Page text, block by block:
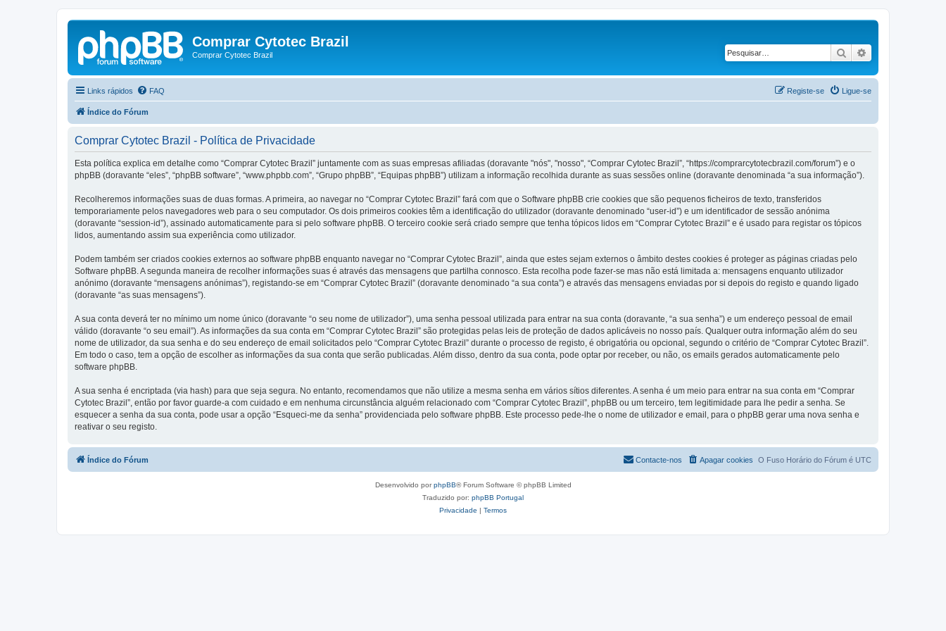
Comprar Cytotec Brazil
Comprar Cytotec Brazil Pesquisar
Links rápidos FAQ Ligue-se
Registe-se
Índice do Fórum
Comprar Cytotec Brazil - Política de Privacidade
Esta política explica em detalhe como “Comprar Cytotec Brazil” juntamente com as suas empresas afiliadas (doravante "nós", "nosso", “Comprar Cytotec Brazil”, “https://comprarcytotecbrazil.com/forum”) e o
phpBB (doravante “eles”, “phpBB software”, “www.phpbb.com”, “Grupo phpBB”, “Equipas phpBB”) utilizam a informação recolhida durante as suas sessões online (doravante denominada “a sua informação”).
Recolheremos informações suas de duas formas. A primeira, ao navegar no “Comprar Cytotec Brazil” fará com que o Software phpBB crie cookies que são pequenos ficheiros de texto, transferidos
temporariamente pelos navegadores web para o seu computador. Os dois primeiros cookies têm a identificação do utilizador (doravante denominado “user-id”) e um identificador de sessão anónima
(doravante “session-id”), assinado automaticamente para si pelo software phpBB. O terceiro cookie será criado sempre que tenha tópicos lidos em “Comprar Cytotec Brazil” e é usado para registar os tópicos
lidos, aumentando assim sua experiência como utilizador.
Podem também ser criados cookies externos ao software phpBB enquanto navegar no “Comprar Cytotec Brazil”, ainda que estes sejam externos o âmbito destes cookies é proteger as páginas criadas pelo
Software phpBB. A segunda maneira de recolher informações suas é através das mensagens que partilha connosco. Esta recolha pode fazer-se mas não está limitada a: mensagens enquanto utilizador
anónimo (doravante “mensagens anónimas”), registando-se em “Comprar Cytotec Brazil” (doravante denominado “a sua conta”) e através das mensagens enviadas por si depois do registo e quando ligado
(doravante “as suas mensagens”).
A sua conta deverá ter no mínimo um nome único (doravante “o seu nome de utilizador”), uma senha pessoal utilizada para entrar na sua conta (doravante, “a sua senha”) e um endereço pessoal de email
válido (doravante “o seu email”). As informações da sua conta em “Comprar Cytotec Brazil” são protegidas pelas leis de proteção de dados aplicáveis no nosso país. Qualquer outra informação além do seu
nome de utilizador, da sua senha e do seu endereço de email solicitados pelo “Comprar Cytotec Brazil” durante o processo de registo, é obrigatória ou opcional, segundo o critério de “Comprar Cytotec Brazil”.
Em todo o caso, tem a opção de escolher as informações da sua conta que serão publicadas. Além disso, dentro da sua conta, pode optar por receber, ou não, os emails gerados automaticamente pelo
software phpBB.
A sua senha é encriptada (via hash) para que seja segura. No entanto, recomendamos que não utilize a mesma senha em vários sítios diferentes. A senha é um meio para entrar na sua conta em “Comprar
Cytotec Brazil”, então por favor guarde-a com cuidado e em nenhuma circunstância alguém relacionado com “Comprar Cytotec Brazil”, phpBB ou um terceiro, tem legitimidade para lhe pedir a senha. Se
esquecer a senha da sua conta, pode usar a opção “Esqueci-me da senha” providenciada pelo software phpBB. Este processo pede-lhe o nome de utilizador e email, para o phpBB gerar uma nova senha e
reativar o seu registo.
Índice do Fórum O Fuso Horário do Fórum é UTC
Apagar cookies
Contacte-nos
Desenvolvido porphpBB® Forum Software © phpBB Limited
Traduzido por: phpBB Portugal
Privacidade | Termos